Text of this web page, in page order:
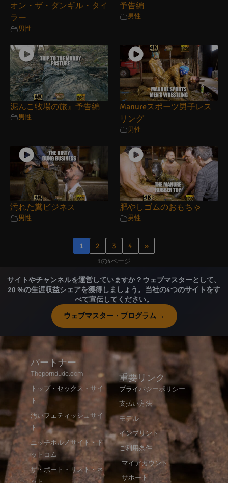
オン・ザ・ダンギル・タイ
ラー
男性
予告編
男性
泥んこ牧場の旅』予告編
男性
Manureスポーツ男子レス
リング
男性
汚れた糞ビジネス
男性
肥やしゴムのおもちゃ
男性
1 2 3 4 »
1の4ページ
サイトやチャンネルを運営していますか？ウェブマスターとして、
20 %の生涯収益シェアを獲得しましょう。当社の4つのサイトをす
べて宣伝してください。
ウェブマスター・プログラム →
パートナー
Theporndude.com
トップ・セックス・サイ
ト
汚いフェティッシュサイ
ト
ニッチポルノサイト・ド
ットコム
ザ・ポート・リスト・ネ
重要リンク
プライバシーポリシー
支払い方法
モデル
インプリント
ご利用条件
マイアカウント
サポート